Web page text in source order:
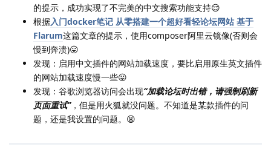
的提示，成功实现了不完美的中文搜索功能支持😌
根据入门docker笔记 从零搭建一个超好看轻论坛网站 基于
Flarum这篇文章的提示，使用composer阿里云镜像(否则会
慢到奔溃)😛
发现：启用中文插件的网站加载速度，要比启用原生英文插件
的网站加载速度慢一些😛
发现：谷歌浏览器访问会出现“加载论坛时出错，请强制刷新
页面重试”，但是用火狐就没问题。不知道是某款插件的问
题，还是我设置的问题。😫